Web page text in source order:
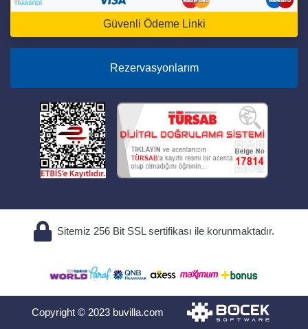
Güvenli Ödeme Linki
Rezervasyonlarım
Sitemiz 256 Bit SSL sertifikası ile korunmaktadır.
Copyright © 2023 buvilla.com